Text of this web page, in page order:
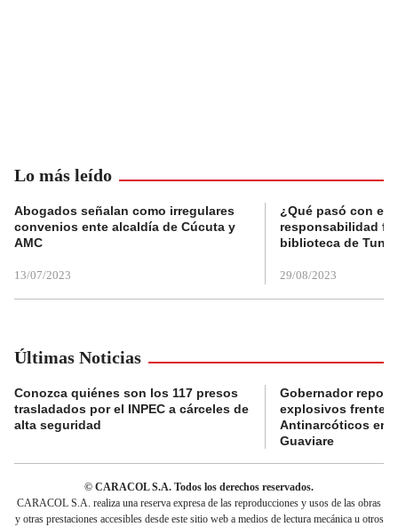
Lo más leído
Abogados señalan como irregulares
convenios ente alcaldía de Cúcuta y
AMC
13/07/2023
¿Qué pasó con el
responsabilidad
biblioteca de
29/08/2023
Últimas Noticias
Conozca quiénes son los 117 presos
trasladados por el INPEC a cárceles de
alta seguridad
Gobernador
explosivos frente a
Antinarcóticos en
Guaviare
© CARACOL S.A. Todos los derechos reservados.
CARACOL S.A. realiza una reserva expresa de las reproducciones y usos de las obras
y otras prestaciones accesibles desde este sitio web a medios de lectura mecánica u otros